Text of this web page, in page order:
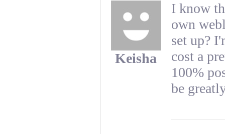
Keisha
I know
own
set up?
cost a
100%
be